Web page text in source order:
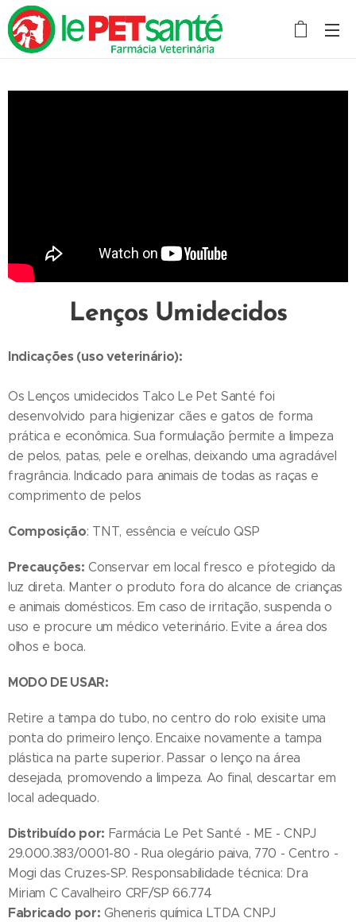
Lenços Umidecidos
Indicações (uso veterinário):
Os Lenços umidecidos Talco Le Pet Santé foi
desenvolvido para higienizar cães e gatos de forma
prática e econômica. Sua formulação ´´permite a limpeza
de pelos, patas, pele e orelhas, deixando uma agradável
fragrância. Indicado para animais de todas as raças e
comprimento de pelos
Composição: TNT, essência e veículo QSP
Precauções: Conservar em local fresco e p´rotegido da
luz direta. Manter o produto fora do alcance de crianças
e animais domésticos. Em caso de irritação, suspenda o
uso e procure um médico veterinário. Evite a área dos
olhos e boca.
MODO DE USAR:
Retire a tampa do tubo, no centro do rolo exisite uma
ponta do primeiro lenço. Encaixe novamente a tampa
plástica na parte superior. Passar o lenço na área
desejada, promovendo a limpeza. Ao final, descartar em
local adequado.
Distribuído por: Farmácia Le Pet Santé - ME - CNPJ
29.000.383/0001-80 - Rua olegário paiva, 770 - Centro -
Mogi das Cruzes-SP. Responsabilidade técnica: Dra
Miriam C Cavalheiro CRF/SP 66.774
Fabricado por: Gheneris química LTDA CNPJ